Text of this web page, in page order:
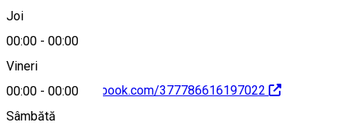
Joi
00:00 - 00:00
Vineri
00:00 - 00:00
Sâmbătă
https://www.facebook.com/377786616197022